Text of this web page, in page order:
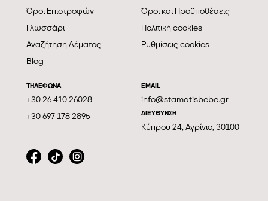
Όροι Επιστροφών
Γλωσσάρι
Αναζήτηση Δέματος
Blog
Όροι και Προϋποθέσεις
Πολιτική cookies
Ρυθμίσεις cookies
ΤΗΛΕΦΩΝΑ
+30 26 410 26028
+30 697 178 2895
EMAIL
info@stamatisbebe.gr
ΔΙΕΥΘΥΝΣΗ
Κύπρου 24, Αγρίνιο, 30100